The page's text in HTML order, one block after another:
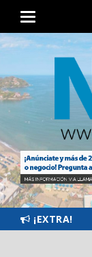
¡EXTRA!